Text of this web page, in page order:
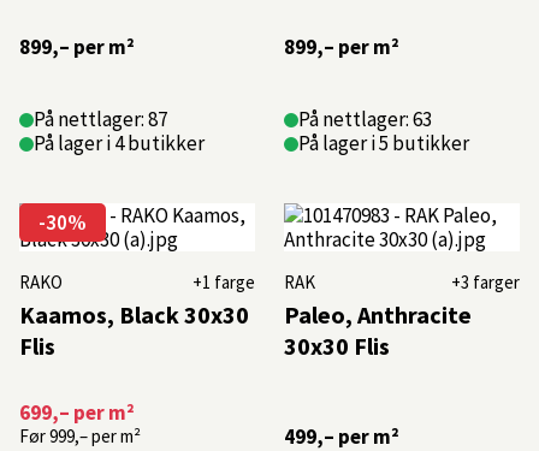
som
passer
på
både
bad,
og
andre
rom
hvor
vil
skape
og
klassisk
899,– per m²
På nettlager: 87
På lager i 4 butikker
899,– per m²
På nettlager: 63
På lager i 5 butikker
Kaamos, Black 30x30
Flis
-30%
RAKO +1 farge
699,– per m²
Før999,–per m²
Paleo, Anthracite
30x30 Flis
RAK +3 farger
499,– per m²